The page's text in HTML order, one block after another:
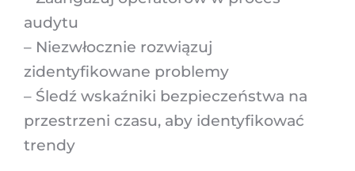
audytu
– Niezwłocznie rozwiązuj
zidentyfikowane problemy
– Śledź wskaźniki bezpieczeństwa na
przestrzeni czasu, aby identyfikować
trendy